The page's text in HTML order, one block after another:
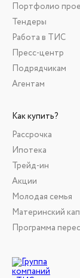
Портфолио
Тендеры
Работа в ТИС
Пресс-центр
Подрядчикам
Агентам
Как купить?
Рассрочка
Ипотека
Трейд-ин
Акции
Молодая семья
Материнский
Программа